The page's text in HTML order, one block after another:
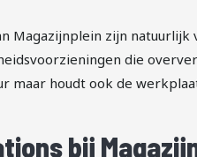
Magazijnplein zijn natuurlijk
die
maar houdt ook de
bij